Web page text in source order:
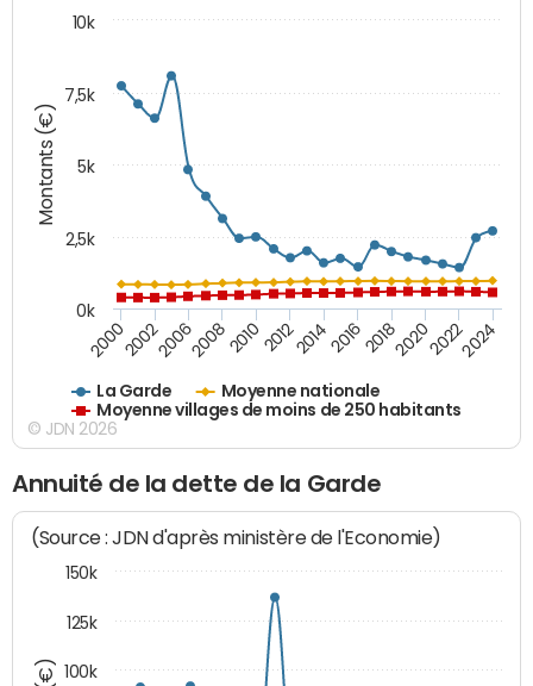
Montants (€)
La Garde
Moyenne nationale
Moyenne villages de moins de 250 habitants
200020022006200820102012201420162018202020222024
0k
2,5k
5k
7,5k
10k
© JDN 2026
Annuité de la dette de la Garde
(Source : JDN d'après ministère de l'Economie)
100k
125k
150k